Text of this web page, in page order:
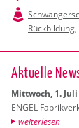
Rückbildung,
Ak­tu­el­le
Mitt­woch, 1. Juli
ENGEL
wei­ter­le­sen